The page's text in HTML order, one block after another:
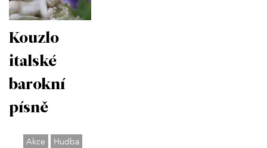
Kouzlo
italské
barokní
písně
Akce
Hudba